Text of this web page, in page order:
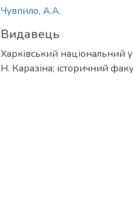
Чувпило, А.А.
Видавець
Харківський національний
Н. Каразіна; історичний